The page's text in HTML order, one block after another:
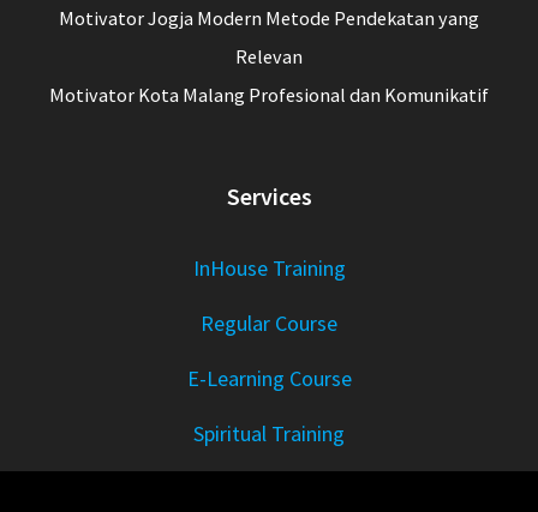
Motivator Jogja Modern Metode Pendekatan yang
Relevan
Motivator Kota Malang Profesional dan Komunikatif
Services
InHouse Training
Regular Course
E-Learning Course
Spiritual Training